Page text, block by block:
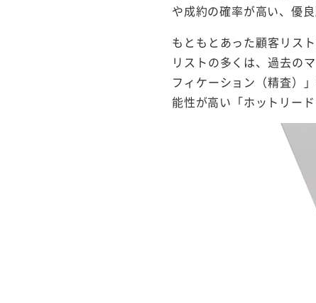
や成約の確率が高い、優
もともとあった顧客リス
リストの多くは、過去の
フィケーション（精査）
能性が高い「ホットリー